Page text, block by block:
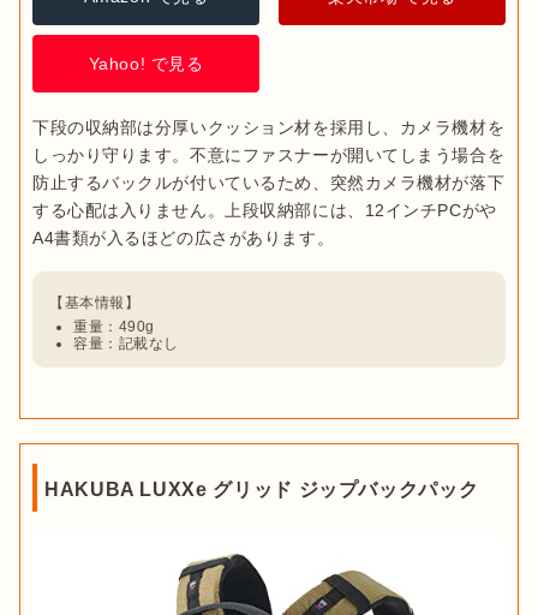
Yahoo! で見る
下段の収納部は分厚いクッション材を採用し、カメラ機材を
しっかり守ります。不意にファスナーが開いてしまう場合を
防止するバックルが付いているため、突然カメラ機材が落下
する心配は入りません。上段収納部には、12インチPCがや
重量：490g
容量：記載なし
HAKUBA LUXXe グリッド ジップバックパック